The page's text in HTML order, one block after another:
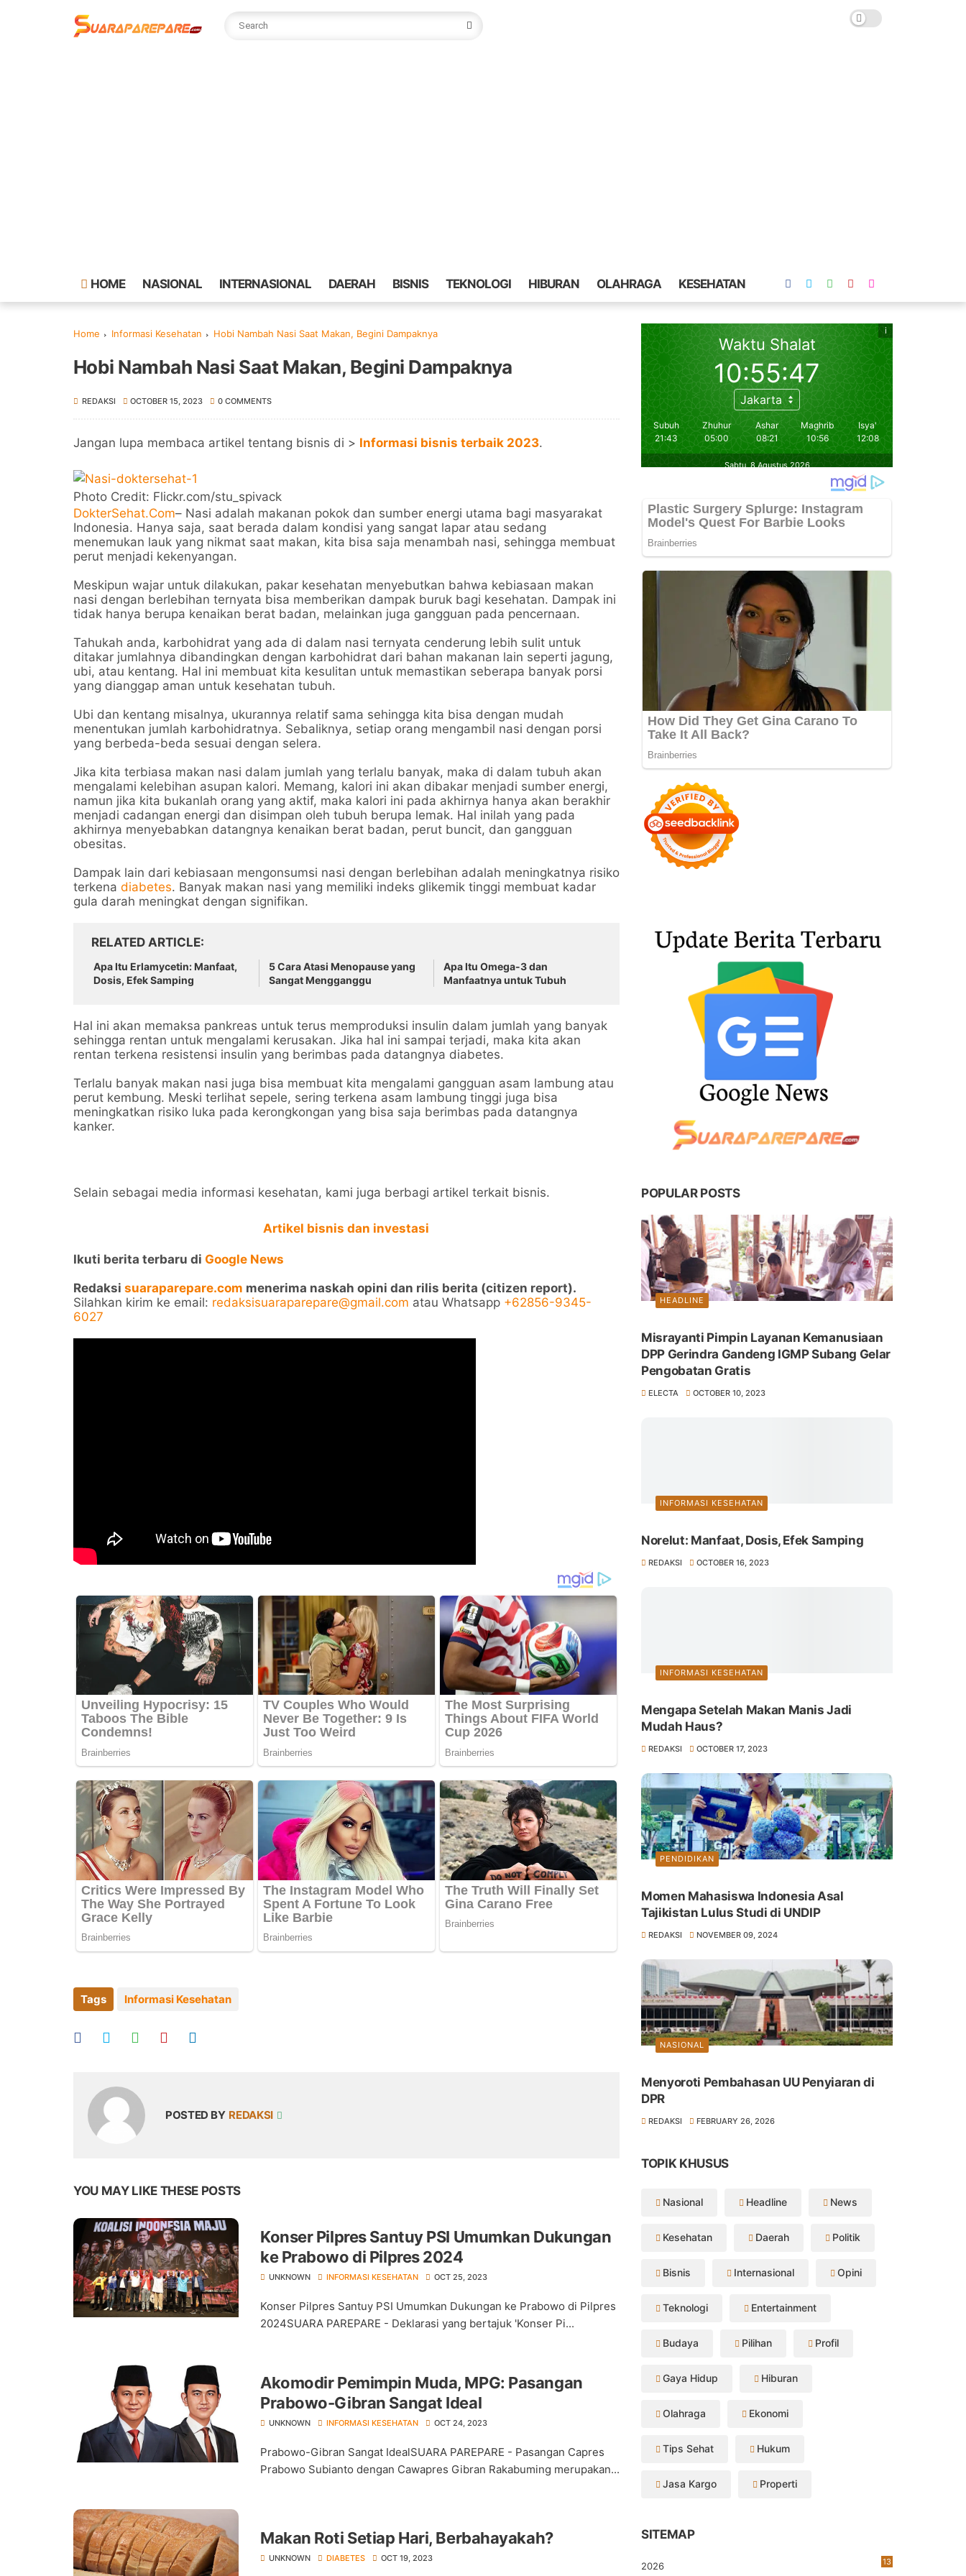
HOME NASIONAL INTERNASIONAL DAERAH BISNIS TEKNOLOGI HIBURAN OLAHRAGA KESEHATAN
Home Informasi Kesehatan Hobi Nambah Nasi Saat Makan, Begini Dampaknya
Hobi Nambah Nasi Saat Makan, Begini Dampaknya
REDAKSI OCTOBER 15, 2023 0 COMMENTS
Jangan lupa membaca artikel tentang bisnis di > Informasi bisnis terbaik 2023.
Photo Credit: Flickr.com/stu_spivack
DokterSehat.Com– Nasi adalah makanan pokok dan sumber energi utama bagi masyarakat
Indonesia. Hanya saja, saat berada dalam kondisi yang sangat lapar atau sedang
menemukan lauk yang nikmat saat makan, kita bisa saja menambah nasi, sehingga membuat
perut menjadi kekenyangan.
Meskipun wajar untuk dilakukan, pakar kesehatan menyebutkan bahwa kebiasaan makan
nasi dengan berlebihan ternyata bisa memberikan dampak buruk bagi kesehatan. Dampak ini
tidak hanya berupa kenaikan berat badan, melainkan juga gangguan pada pencernaan.
Tahukah anda, karbohidrat yang ada di dalam nasi ternyata cenderung lebih sulit untuk
ditakar jumlahnya dibandingkan dengan karbohidrat dari bahan makanan lain seperti jagung,
ubi, atau kentang. Hal ini membuat kita kesulitan untuk memastikan seberapa banyak porsi
yang dianggap aman untuk kesehatan tubuh.
Ubi dan kentang misalnya, ukurannya relatif sama sehingga kita bisa dengan mudah
menentukan jumlah karbohidratnya. Sebaliknya, setiap orang mengambil nasi dengan porsi
yang berbeda-beda sesuai dengan selera.
Jika kita terbiasa makan nasi dalam jumlah yang terlalu banyak, maka di dalam tubuh akan
mengalami kelebihan asupan kalori. Memang, kalori ini akan dibakar menjadi sumber energi,
namun jika kita bukanlah orang yang aktif, maka kalori ini pada akhirnya hanya akan berakhir
menjadi cadangan energi dan disimpan oleh tubuh berupa lemak. Hal inilah yang pada
akhirnya menyebabkan datangnya kenaikan berat badan, perut buncit, dan gangguan
obesitas.
Dampak lain dari kebiasaan mengonsumsi nasi dengan berlebihan adalah meningkatnya risiko
terkena diabetes. Banyak makan nasi yang memiliki indeks glikemik tinggi membuat kadar
gula darah meningkat dengan signifikan.
RELATED ARTICLE
Apa Itu Erlamycetin: Manfaat,
Dosis, Efek Samping
5 Cara Atasi Menopause yang
Sangat Mengganggu
Apa Itu Omega-3 dan
Manfaatnya untuk Tubuh
Hal ini akan memaksa pankreas untuk terus memproduksi insulin dalam jumlah yang banyak
sehingga rentan untuk mengalami kerusakan. Jika hal ini sampai terjadi, maka kita akan
rentan terkena resistensi insulin yang berimbas pada datangnya diabetes.
Terlalu banyak makan nasi juga bisa membuat kita mengalami gangguan asam lambung atau
perut kembung. Meski terlihat sepele, sering terkena asam lambung tinggi juga bisa
meningkatkan risiko luka pada kerongkongan yang bisa saja berimbas pada datangnya
kanker.
Selain sebagai media informasi kesehatan, kami juga berbagi artikel terkait bisnis.
Artikel bisnis dan investasi
Ikuti berita terbaru di Google News
Redaksi suaraparepare.com menerima naskah opini dan rilis berita (citizen report).
Silahkan kirim ke email: redaksisuaraparepare@gmail.com atau Whatsapp +62856-9345-
6027
Tags Informasi Kesehatan
POSTED BY REDAKSI
YOU MAY LIKE THESE POSTS
Konser Pilpres Santuy PSI Umumkan Dukungan
ke Prabowo di Pilpres 2024
UNKNOWN INFORMASI KESEHATAN OCT 25, 2023
Konser Pilpres Santuy PSI Umumkan Dukungan ke Prabowo di Pilpres
2024SUARA PAREPARE - Deklarasi yang bertajuk 'Konser Pi...
Akomodir Pemimpin Muda, MPG: Pasangan
Prabowo-Gibran Sangat Ideal
UNKNOWN INFORMASI KESEHATAN OCT 24, 2023
Prabowo-Gibran Sangat IdealSUARA PAREPARE - Pasangan Capres
Prabowo Subianto dengan Cawapres Gibran Rakabuming merupakan...
Makan Roti Setiap Hari, Berbahayakah?
UNKNOWN DIABETES OCT 19, 2023
POPULAR POSTS
HEADLINE
Misrayanti Pimpin Layanan Kemanusiaan
DPP Gerindra Gandeng IGMP Subang Gelar
Pengobatan Gratis
ELECTA OCTOBER 10, 2023
INFORMASI KESEHATAN
Norelut: Manfaat, Dosis, Efek Samping
REDAKSI OCTOBER 16, 2023
INFORMASI KESEHATAN
Mengapa Setelah Makan Manis Jadi
Mudah Haus?
REDAKSI OCTOBER 17, 2023
PENDIDIKAN
Momen Mahasiswa Indonesia Asal
Tajikistan Lulus Studi di UNDIP
REDAKSI NOVEMBER 09, 2024
NASIONAL
Menyoroti Pembahasan UU Penyiaran di
DPR
REDAKSI FEBRUARY 26, 2026
TOPIK KHUSUS
Nasional Headline News
Kesehatan Daerah Politik
Bisnis Internasional Opini
Teknologi Entertainment
Budaya Pilihan Profil
Gaya Hidup Hiburan
Olahraga Ekonomi
Tips Sehat Hukum
Jasa Kargo Properti
SITEMAP
2026 13